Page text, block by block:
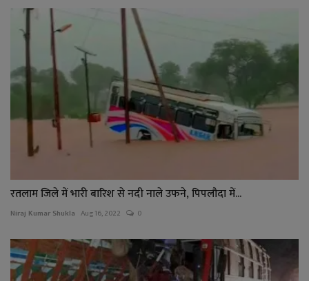
रतलाम जिले में भारी बारिश से नदी नाले उफने, पिपलौदा में...
Niraj Kumar Shukla Aug 16, 2022 0